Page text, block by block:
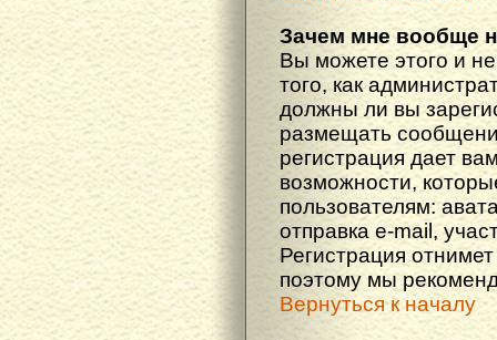
Зачем мне вообще
Вы можете этого и
того, как
должны ли вы
размещать
регистрация дает
возможности,
пользователям:
отправка e-mail,
Регистрация
поэтому мы
Вернуться к началу